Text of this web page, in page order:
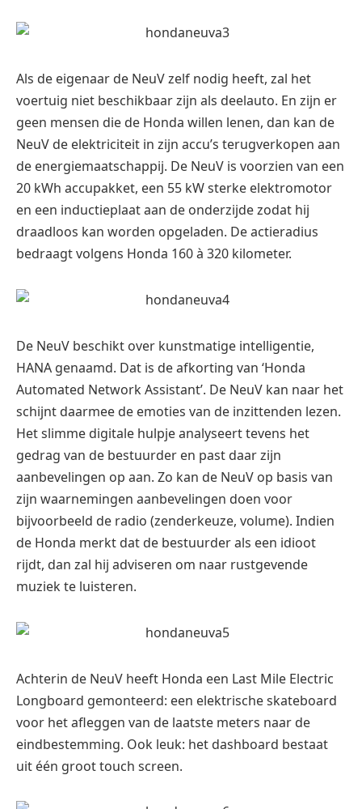
Als de eigenaar de NeuV zelf nodig heeft, zal het
voertuig niet beschikbaar zijn als deelauto. En zijn er
geen mensen die de Honda willen lenen, dan kan de
NeuV de elektriciteit in zijn accu’s terugverkopen aan
de energiemaatschappij. De NeuV is voorzien van een
20 kWh accupakket, een 55 kW sterke elektromotor
en een inductieplaat aan de onderzijde zodat hij
draadloos kan worden opgeladen. De actieradius
bedraagt volgens Honda 160 à 320 kilometer.
De NeuV beschikt over kunstmatige intelligentie,
HANA genaamd. Dat is de afkorting van ‘Honda
Automated Network Assistant’. De NeuV kan naar het
schijnt daarmee de emoties van de inzittenden lezen.
Het slimme digitale hulpje analyseert tevens het
gedrag van de bestuurder en past daar zijn
aanbevelingen op aan. Zo kan de NeuV op basis van
zijn waarnemingen aanbevelingen doen voor
bijvoorbeeld de radio (zenderkeuze, volume). Indien
de Honda merkt dat de bestuurder als een idioot
rijdt, dan zal hij adviseren om naar rustgevende
muziek te luisteren.
Achterin de NeuV heeft Honda een Last Mile Electric
Longboard gemonteerd: een elektrische skateboard
voor het afleggen van de laatste meters naar de
eindbestemming. Ook leuk: het dashboard bestaat
uit één groot touch screen.